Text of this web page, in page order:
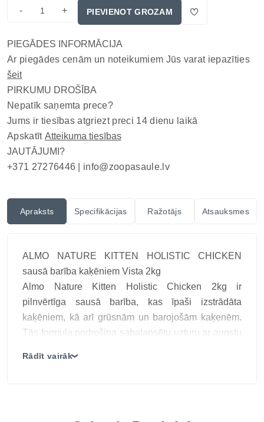
- + PIEVIENOT GROZAM
PIEGĀDES INFORMĀCIJA
Ar piegādes cenām un noteikumiem Jūs varat iepazīties
šeit
PIRKUMU DROŠĪBA
Nepatīk saņemta prece?
Jums ir tiesības atgriezt preci 14 dienu laikā
Apskatīt Atteikuma tiesības
JAUTĀJUMI?
+371 27276446 | info@zoopasaule.lv
Apraksts Specifikācijas Ražotājs Atsauksmes
ALMO NATURE KITTEN HOLISTIC CHICKEN
sausā barība kaķēniem Vista 2kg
Almo Nature Kitten Holistic Chicken 2kg ir
pilnvērtīga sausā barība, kas īpaši izstrādāta
kaķēniem, kā arī grūsnām un barojošām kaķenēm.
Tās formula nodrošina sabalansētu uzturu ar augstu
Rādīt vairāk❯